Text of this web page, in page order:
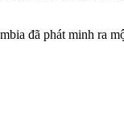
đã phát minh ra